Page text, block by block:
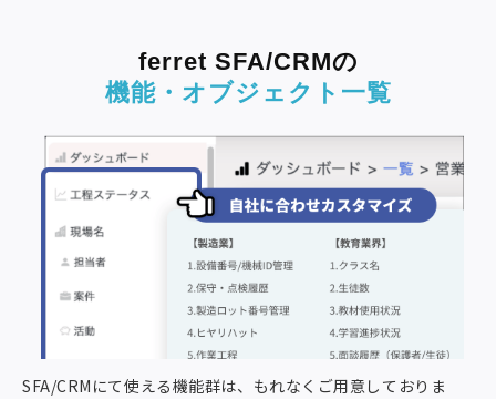
ferret SFA/CRMの
機能・オブジェクト一覧
SFA/CRMにて使える機能群は、もれなくご用意しておりま